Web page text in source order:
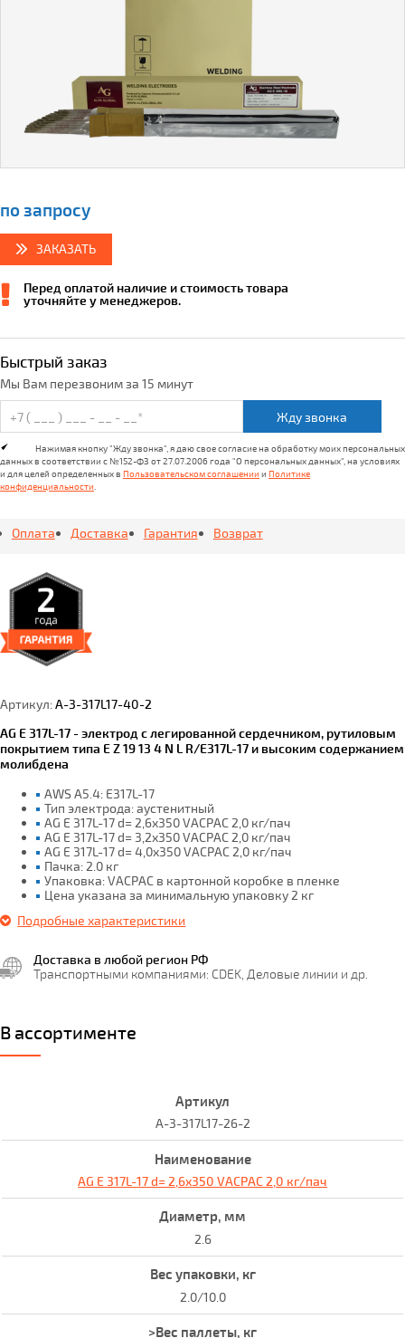
по запросу
ЗАКАЗАТЬ
Перед оплатой наличие и стоимость товара
уточняйте у менеджеров.
Быстрый заказ
Мы Вам перезвоним за 15 минут
Жду звонка
Нажимая кнопку "Жду звонка", я даю свое согласие на обработку моих персональных
данных в соответствии с №152-ФЗ от 27.07.2006 года "О персональных данных", на условиях
и для целей определенных в Пользовательском соглашении и Политике
конфиденциальности
Оплата Доставка Гарантия Возврат
Артикул:A-3-317L17-40-2
AG E 317L-17 - электрод с легированной сердечником, рутиловым
покрытием типа E Z 19 13 4 N L R/E317L-17 и высоким содержанием
молибдена
AWS A5.4: E317L-17
Тип электрода: аустенитный
AG E 317L-17 d= 2,6x350 VACPAC 2,0 кг/пач
AG E 317L-17 d= 3,2x350 VACPAC 2,0 кг/пач
AG E 317L-17 d= 4,0x350 VACPAC 2,0 кг/пач
Пачка: 2.0 кг
Упаковка: VACPAC в картонной коробке в пленке
Цена указана за минимальную упаковку 2 кг
Подробные характеристики
Доставка в любой регион РФ
Транспортными компаниями: CDEK, Деловые линии и др.
В ассортименте
A-3-317L17-26-2
AG E 317L-17 d= 2,6x350 VACPAC 2,0 кг/пач
2.6
2.0/10.0